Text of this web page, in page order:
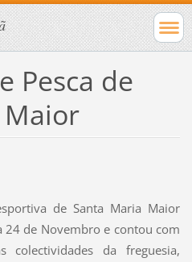
Pesca de
de Santa Maria Maior
24 de Novembro e contou com
colectividades da freguesia,